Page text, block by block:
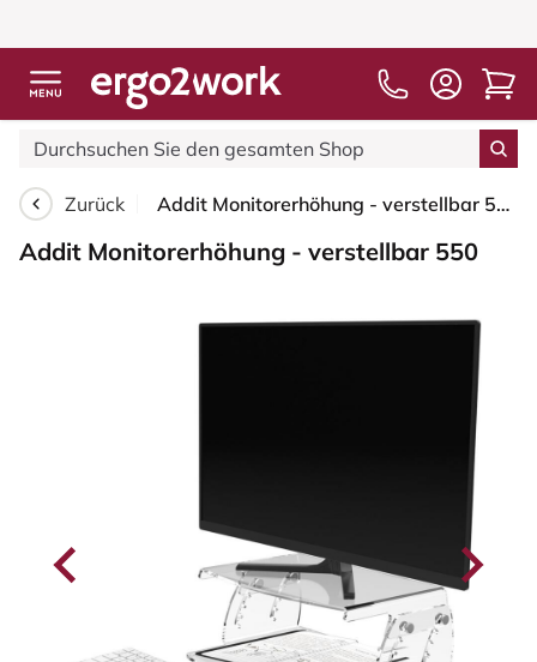
Zurück Addit Monitorerhöhung - verstellbar 550
Addit Monitorerhöhung - verstellbar 550